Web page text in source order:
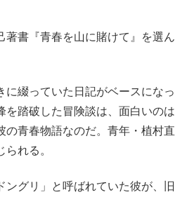
書『青春を山に賭けて』を選
綴っていた日記がベースにな
踏破した冒険談は、面白いのは
の青春物語なのだ。青年・植村
れる。
グリ」と呼ばれていた彼が、